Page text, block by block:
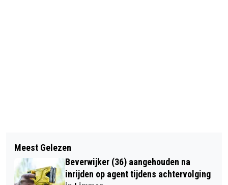
VELSERTUNNEL (A22) TWEE
WEEKENDEN DICHT WEGENS
ONDERHOUD; RUIM 10 MINUTEN
‘NATUURLIJKE ZAKEN’
NATUURPROGRAMMA VOOR PEUTERS
Meest Gelezen
Beverwijker (36) aangehouden na
inrijden op agent tijdens achtervolging